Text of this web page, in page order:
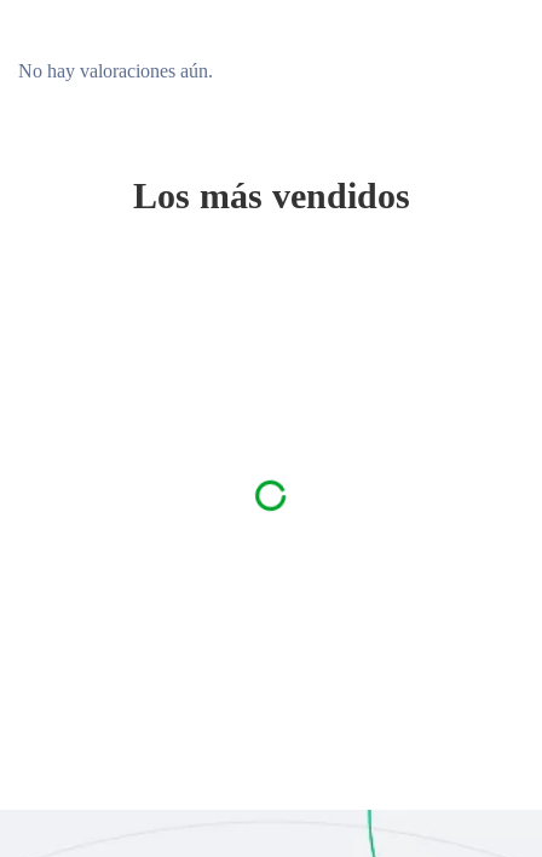
No hay valoraciones aún.
Los más vendidos